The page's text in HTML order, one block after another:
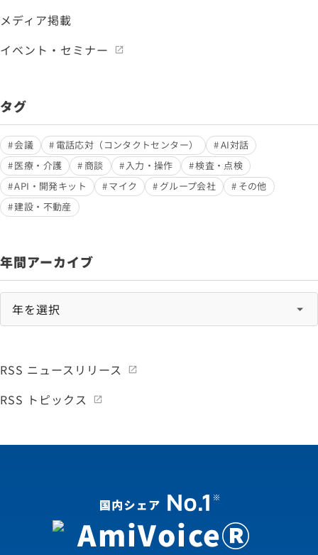
メディア掲載
イベント・セミナー
タグ
会議 電話応対（コンタクトセンター）
AI対話
医療・介護
商談 入力・操作
検査・点検
API・開発キット
マイク グループ会社
その他
建設・不動産
年間アーカイブ
RSS ニュースリリース
RSS トピックス